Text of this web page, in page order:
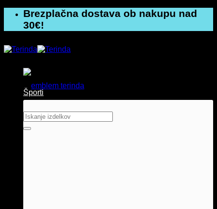
vsebino
Brezplačna dostava ob nakupu nad
30€!
Išči:
Športi